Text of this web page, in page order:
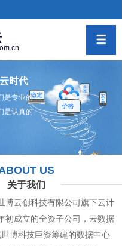
时代
是专业的
是认真的
US
关于我们
博云创科技有限公司旗下云计
初成立的全资子公司， 云数据
世博科技巨资筹建的数据中心